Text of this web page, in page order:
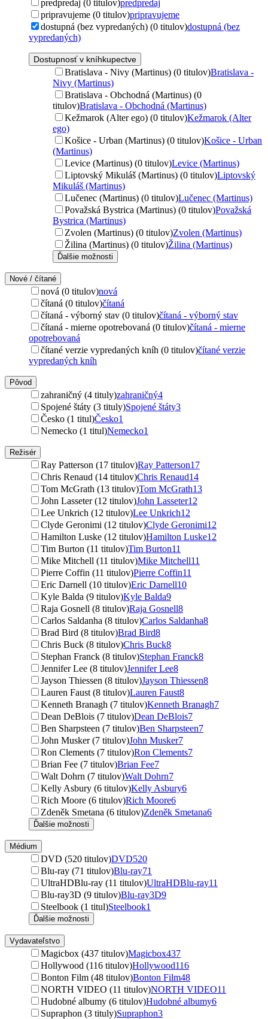
predpredaj (0 titulov)predpredaj
pripravujeme (0 titulov)pripravujeme
dostupná (bez vypredaných) (0 titulov)dostupná (bez
vypredaných)
Dostupnosť v kníhkupectve
Bratislava - Nivy (Martinus) (0 titulov)Bratislava -
Nivy (Martinus)
Bratislava - Obchodná (Martinus) (0
titulov)Bratislava - Obchodná (Martinus)
Kežmarok (Alter ego) (0 titulov)Kežmarok (Alter
ego)
Košice - Urban (Martinus) (0 titulov)Košice - Urban
(Martinus)
Levice (Martinus) (0 titulov)Levice (Martinus)
Liptovský Mikuláš (Martinus) (0 titulov)Liptovský
Mikuláš (Martinus)
Lučenec (Martinus) (0 titulov)Lučenec (Martinus)
Považská Bystrica (Martinus) (0 titulov)Považská
Bystrica (Martinus)
Zvolen (Martinus) (0 titulov)Zvolen (Martinus)
Žilina (Martinus) (0 titulov)Žilina (Martinus)
Ďalšie možnosti
Nové / čítané
nová (0 titulov)nová
čítaná (0 titulov)čítaná
čítaná - výborný stav (0 titulov)čítaná - výborný stav
čítaná - mierne opotrebovaná (0 titulov)čítaná - mierne
opotrebovaná
čítané verzie vypredaných kníh (0 titulov)čítané verzie
vypredaných kníh
Pôvod
zahraničný (4 tituly)zahraničný4
Spojené štáty (3 tituly)Spojené štáty3
Česko (1 titul)Česko1
Nemecko (1 titul)Nemecko1
Režisér
Ray Patterson (17 titulov)Ray Patterson17
Chris Renaud (14 titulov)Chris Renaud14
Tom McGrath (13 titulov)Tom McGrath13
John Lasseter (12 titulov)John Lasseter12
Lee Unkrich (12 titulov)Lee Unkrich12
Clyde Geronimi (12 titulov)Clyde Geronimi12
Hamilton Luske (12 titulov)Hamilton Luske12
Tim Burton (11 titulov)Tim Burton11
Mike Mitchell (11 titulov)Mike Mitchell11
Pierre Coffin (11 titulov)Pierre Coffin11
Eric Darnell (10 titulov)Eric Darnell10
Kyle Balda (9 titulov)Kyle Balda9
Raja Gosnell (8 titulov)Raja Gosnell8
Carlos Saldanha (8 titulov)Carlos Saldanha8
Brad Bird (8 titulov)Brad Bird8
Chris Buck (8 titulov)Chris Buck8
Stephan Franck (8 titulov)Stephan Franck8
Jennifer Lee (8 titulov)Jennifer Lee8
Jayson Thiessen (8 titulov)Jayson Thiessen8
Lauren Faust (8 titulov)Lauren Faust8
Kenneth Branagh (7 titulov)Kenneth Branagh7
Dean DeBlois (7 titulov)Dean DeBlois7
Ben Sharpsteen (7 titulov)Ben Sharpsteen7
John Musker (7 titulov)John Musker7
Ron Clements (7 titulov)Ron Clements7
Brian Fee (7 titulov)Brian Fee7
Walt Dohrn (7 titulov)Walt Dohrn7
Kelly Asbury (6 titulov)Kelly Asbury6
Rich Moore (6 titulov)Rich Moore6
Zdeněk Smetana (6 titulov)Zdeněk Smetana6
Ďalšie možnosti
Médium
DVD (520 titulov)DVD520
Blu-ray (71 titulov)Blu-ray71
UltraHDBlu-ray (11 titulov)UltraHDBlu-ray11
Blu-ray3D (9 titulov)Blu-ray3D9
Steelbook (1 titul)Steelbook1
Ďalšie možnosti
Vydavateľstvo
Magicbox (437 titulov)Magicbox437
Hollywood (116 titulov)Hollywood116
Bonton Film (48 titulov)Bonton Film48
NORTH VIDEO (11 titulov)NORTH VIDEO11
Hudobné albumy (6 titulov)Hudobné albumy6
Supraphon (3 tituly)Supraphon3